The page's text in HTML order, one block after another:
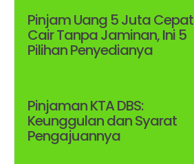
Pinjam Uang 5 Juta Cepat
Cair Tanpa Jaminan, Ini 5
Pilihan Penyedianya
Pinjaman KTA DBS:
Keunggulan dan Syarat
Pengajuannya